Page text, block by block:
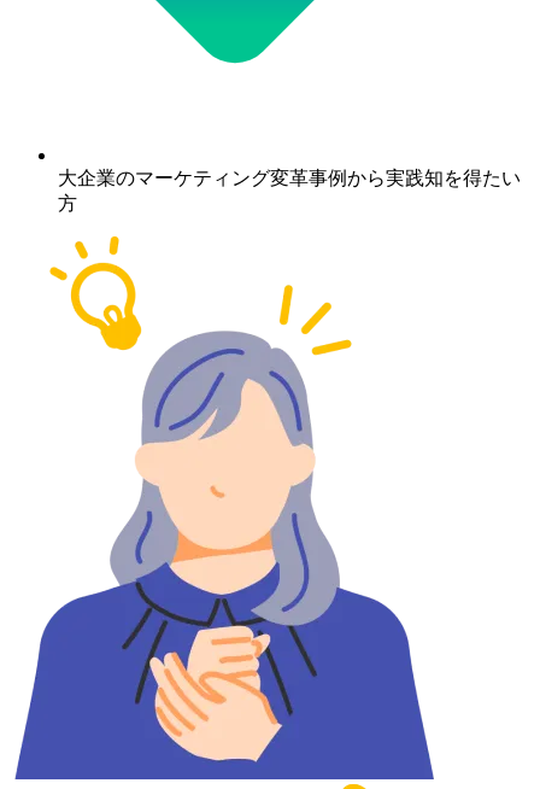
大企業のマーケティング変革事例から実践知を得たい
方